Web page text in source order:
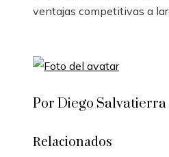
ventajas competitivas a
Por Diego Salvatierra
Relacionados